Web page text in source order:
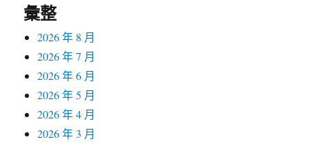
彙整
2026 年 8 月
2026 年 7 月
2026 年 6 月
2026 年 5 月
2026 年 4 月
2026 年 3 月